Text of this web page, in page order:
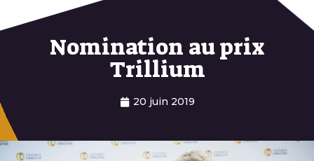
Nomination au prix
Trillium
20 juin 2019